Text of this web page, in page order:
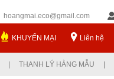
hoangmai.eco@gmail.com
KHUYẾN MẠI Liên hệ
THANH LÝ HÀNG MẪU